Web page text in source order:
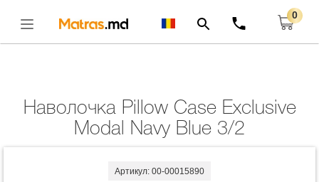
0
Наволочка Pillow Case Exclusive Modal Navy Blue
3/2
Наволочка Pillow Case Exclusive
Modal Navy Blue 3/2
Артикул: 00-00015890